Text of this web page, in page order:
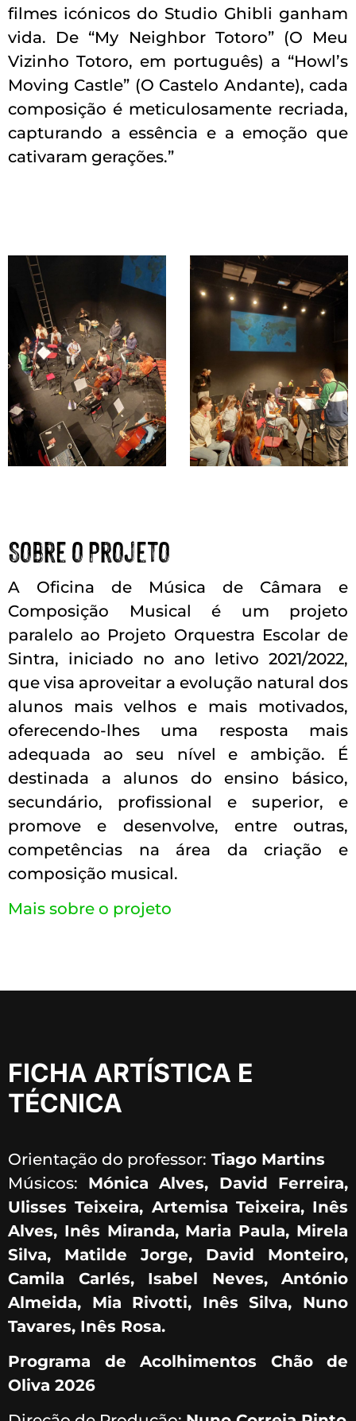
filmes icónicos do Studio Ghibli ganham
vida. De “My Neighbor Totoro” (O Meu
Vizinho Totoro, em português) a “Howl’s
Moving Castle” (O Castelo Andante), cada
composição é meticulosamente recriada,
capturando a essência e a emoção que
cativaram gerações.”
Sobre o Projeto
A Oficina de Música de Câmara e
Composição Musical é um projeto
paralelo ao Projeto Orquestra Escolar de
Sintra, iniciado no ano letivo 2021/2022,
que visa aproveitar a evolução natural dos
alunos mais velhos e mais motivados,
oferecendo-lhes uma resposta mais
adequada ao seu nível e ambição. É
destinada a alunos do ensino básico,
secundário, profissional e superior, e
promove e desenvolve, entre outras,
competências na área da criação e
composição musical.
Mais sobre o projeto
FICHA ARTÍSTICA E
TÉCNICA
Orientação do professor: Tiago Martins
Músicos: Mónica Alves, David Ferreira,
Ulisses Teixeira, Artemisa Teixeira, Inês
Alves, Inês Miranda, Maria Paula, Mirela
Silva, Matilde Jorge, David Monteiro,
Camila Carlés, Isabel Neves, António
Almeida, Mia Rivotti, Inês Silva, Nuno
Tavares, Inês Rosa.
Programa de Acolhimentos Chão de
Oliva 2026